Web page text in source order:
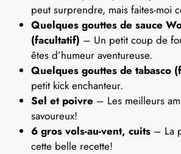
peut surprendre, mais faites-moi
Quelques gouttes de sauce
(facultatif) – Un petit coup de
êtes d’humeur aventureuse.
Quelques gouttes de tabasco
petit kick enchanteur.
Sel et poivre – Les meilleurs
savoureux!
6 gros vols-au-vent, cuits – La
cette belle recette!